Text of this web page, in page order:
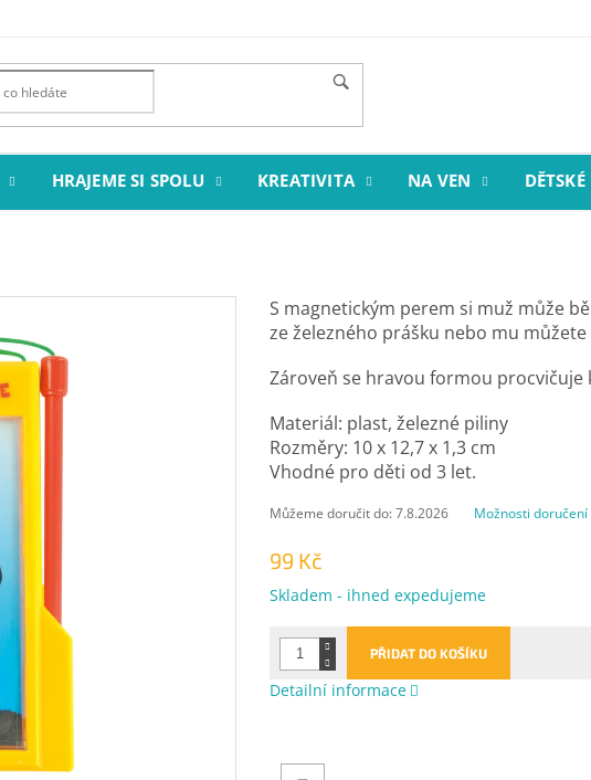
HRAJEME SI SPOLU KREATIVITA NA VEN
99 Kč
Měrná
Skladem - ihned expedujeme
Můžeme doručit do:7.8.2026 Možnosti doručení
PŘIDAT DO KOŠÍKU
S magnetickým perem si muž může
ze železného prášku nebo mu
Zároveň se hravou formou procvičuje
Materiál: plast, železné piliny
Rozměry: 10 x 12,7 x 1,3 cm
Vhodné pro děti od 3 let.
Detailní informace